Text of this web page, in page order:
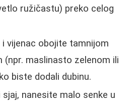
ružičastu) preko celog
i vijenac obojite tamnijom
(npr. maslinasto zelenom ili
biste dodali dubinu.
nanesite malo senke u